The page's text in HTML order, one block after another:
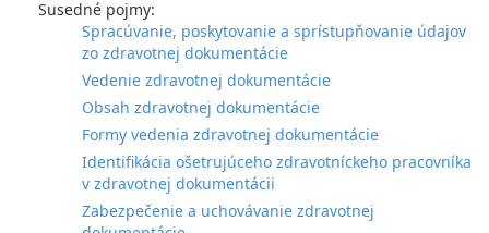
Susedné pojmy:
Spracúvanie, poskytovanie a sprístupňovanie údajov
zo zdravotnej dokumentácie
Vedenie zdravotnej dokumentácie
Obsah zdravotnej dokumentácie
Formy vedenia zdravotnej dokumentácie
Identifikácia ošetrujúceho zdravotníckeho pracovníka
v zdravotnej dokumentácii
Zabezpečenie a uchovávanie zdravotnej